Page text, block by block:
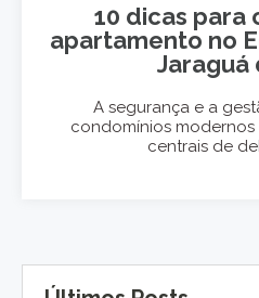
10 dicas para
apartamento no
Jaraguá
A segurança e a
condomínios
centrais de